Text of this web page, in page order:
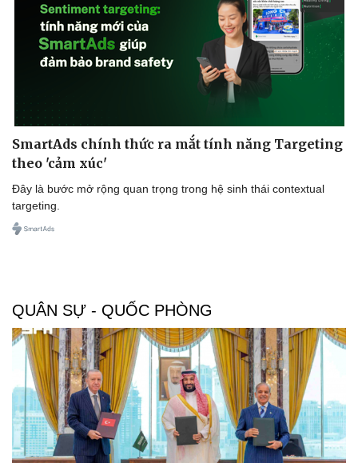
Doanh nghiệp 24h
Doanh nhân
Vì cộng đồng
Công nghệ
Sành điệu
Trải nghiệm
Chuyển đổi số
SmartAds chính thức ra mắt tính năng Targeting
theo 'cảm xúc'
Đây là bước mở rộng quan trọng trong hệ sinh thái contextual
targeting.
QUÂN SỰ - QUỐC PHÒNG